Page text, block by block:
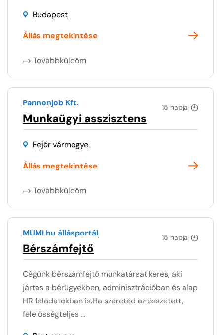
Budapest
Állás megtekintése
Továbbküldöm
15 napja
Pannonjob Kft.
Munkaügyi asszisztens
Fejér vármegye
Állás megtekintése
Továbbküldöm
15 napja
MUMI.hu állásportál
Bérszámfejtő
Cégünk bérszámfejtő munkatársat keres, aki
jártas a bérügyekben, adminisztrációban és alap
HR feladatokban is.Ha szereted az összetett,
felelősségteljes ...